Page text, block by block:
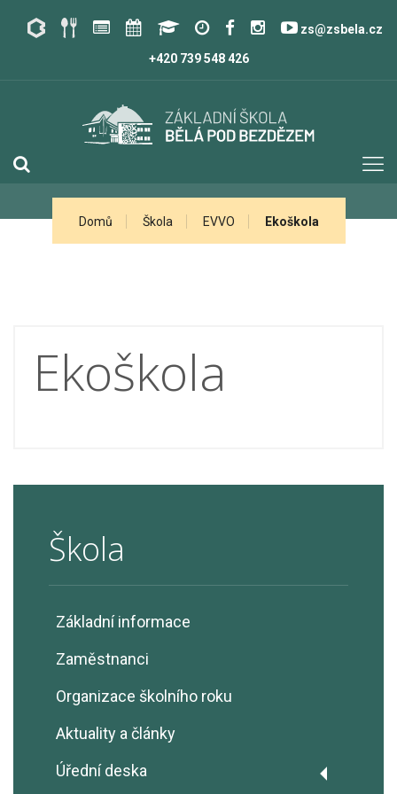
zs@zsbela.cz
+420 739 548 426
Domů Škola EVVO Ekoškola
Škola
Základní informace
Zaměstnanci
Organizace školního roku
Aktuality a články
Úřední deska
Ekoškola